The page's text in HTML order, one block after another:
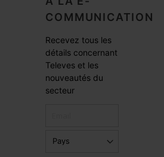
COMMUNICATION
Recevez tous les
détails concernant
Televes et les
nouveautés du
secteur